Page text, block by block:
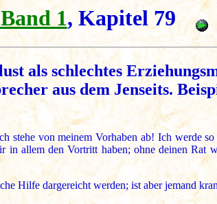
1, Kapitel 79
als schlechtes
aus dem Jenseits.
stehe von meinem Vorhaben ab! Ich werde so
in allem den Vortritt haben; ohne deinen Rat
Hilfe dargereicht werden; ist aber jemand